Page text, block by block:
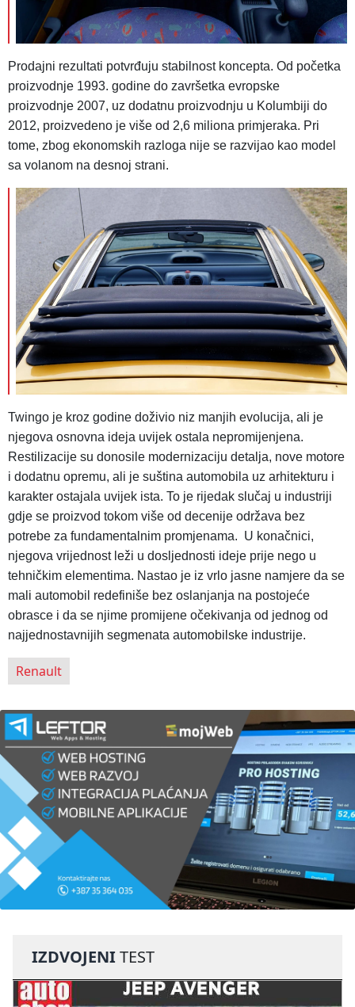
Prodajni rezultati potvrđuju stabilnost koncepta. Od početka
proizvodnje 1993. godine do završetka evropske
proizvodnje 2007, uz dodatnu proizvodnju u Kolumbiji do
2012, proizvedeno je više od 2,6 miliona primjeraka. Pri
tome, zbog ekonomskih razloga nije se razvijao kao model
sa volanom na desnoj strani.
Twingo je kroz godine doživio niz manjih evolucija, ali je
njegova osnovna ideja uvijek ostala nepromijenjena.
Restilizacije su donosile modernizaciju detalja, nove motore
i dodatnu opremu, ali je suština automobila uz arhitekturu i
karakter ostajala uvijek ista. To je rijedak slučaj u industriji
gdje se proizvod tokom više od decenije održava bez
potrebe za fundamentalnim promjenama. U konačnici,
njegova vrijednost leži u dosljednosti ideje prije nego u
tehničkim elementima. Nastao je iz vrlo jasne namjere da se
mali automobil redefiniše bez oslanjanja na postojeće
obrasce i da se njime promijene očekivanja od jednog od
najjednostavnijih segmenata automobilske industrije.
Renault
IZDVOJENITEST